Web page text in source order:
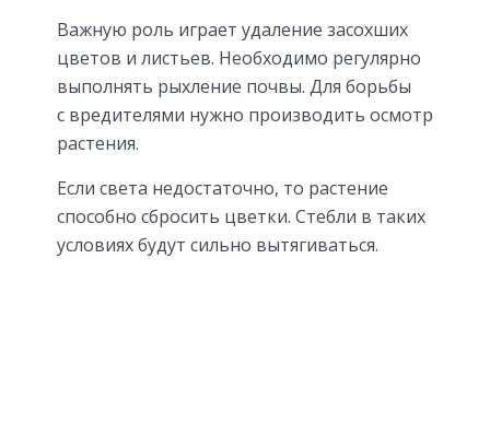
Важную роль играет удаление засохших
цветов и листьев. Необходимо регулярно
выполнять рыхление почвы. Для борьбы
с вредителями нужно производить осмотр
растения.
Если света недостаточно, то растение
способно сбросить цветки. Стебли в таких
условиях будут сильно вытягиваться.